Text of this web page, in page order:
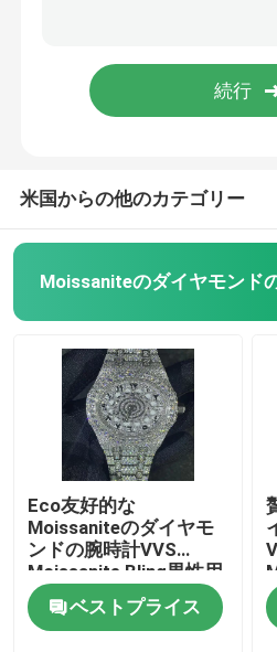
moissaniteのキューバ リン
Moissaniteの腕時計
腕時計の下のMoissaniteの
米国からの他のカテゴリー
Moissaniteのダイヤモンド
Eco友好的な
Moissaniteのダイヤモ
ンドの腕時計VVS
Moissanite Bling男性用
ダイヤモンドの腕時計
ベストプライス